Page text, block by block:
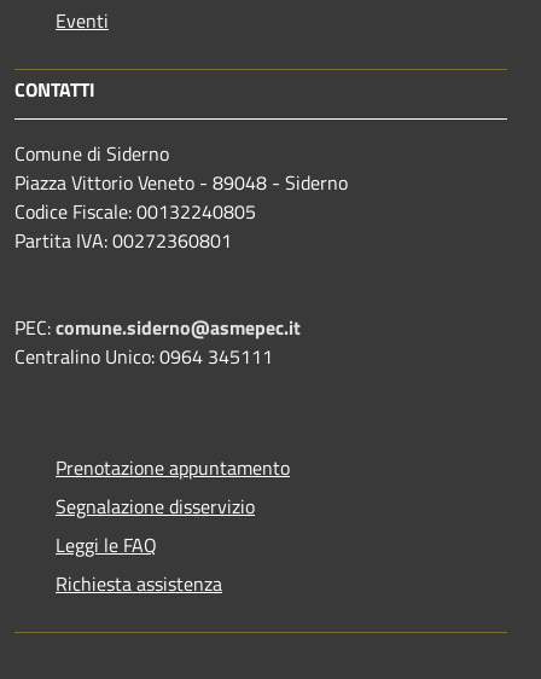
Eventi
CONTATTI
Comune di Siderno
Piazza Vittorio Veneto - 89048 - Siderno
Codice Fiscale: 00132240805
Partita IVA: 00272360801
PEC:comune.siderno@asmepec.it
Centralino Unico: 0964 345111
Prenotazione appuntamento
Segnalazione disservizio
Leggi le FAQ
Richiesta assistenza